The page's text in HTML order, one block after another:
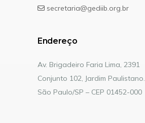
secretaria@gediib.org.br
Endereço
Av. Brigadeiro Faria Lima, 2391
Conjunto 102, Jardim Paulistano.
São Paulo/SP – CEP 01452-000